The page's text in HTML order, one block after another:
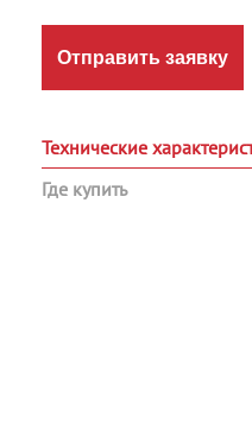
Отправить заявку
Технические
Где купить